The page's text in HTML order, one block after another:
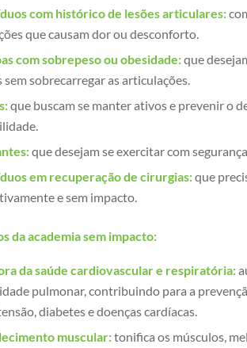
com histórico de lesões articulares:
que causam dor ou desconforto.
com sobrepeso ou obesidade:que
sem sobrecarregar as articulações.
que buscam se manter ativos e prevenir o
que desejam se exercitar com
em recuperação de cirurgias:que
e sem impacto.
da academia sem impacto:
da saúde cardiovascular e respiratória:
pulmonar, contribuindo para a
diabetes e doenças cardíacas.
muscular:tonifica os músculos,